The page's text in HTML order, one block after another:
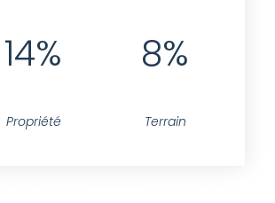
14%
Propriété
8%
Terrain